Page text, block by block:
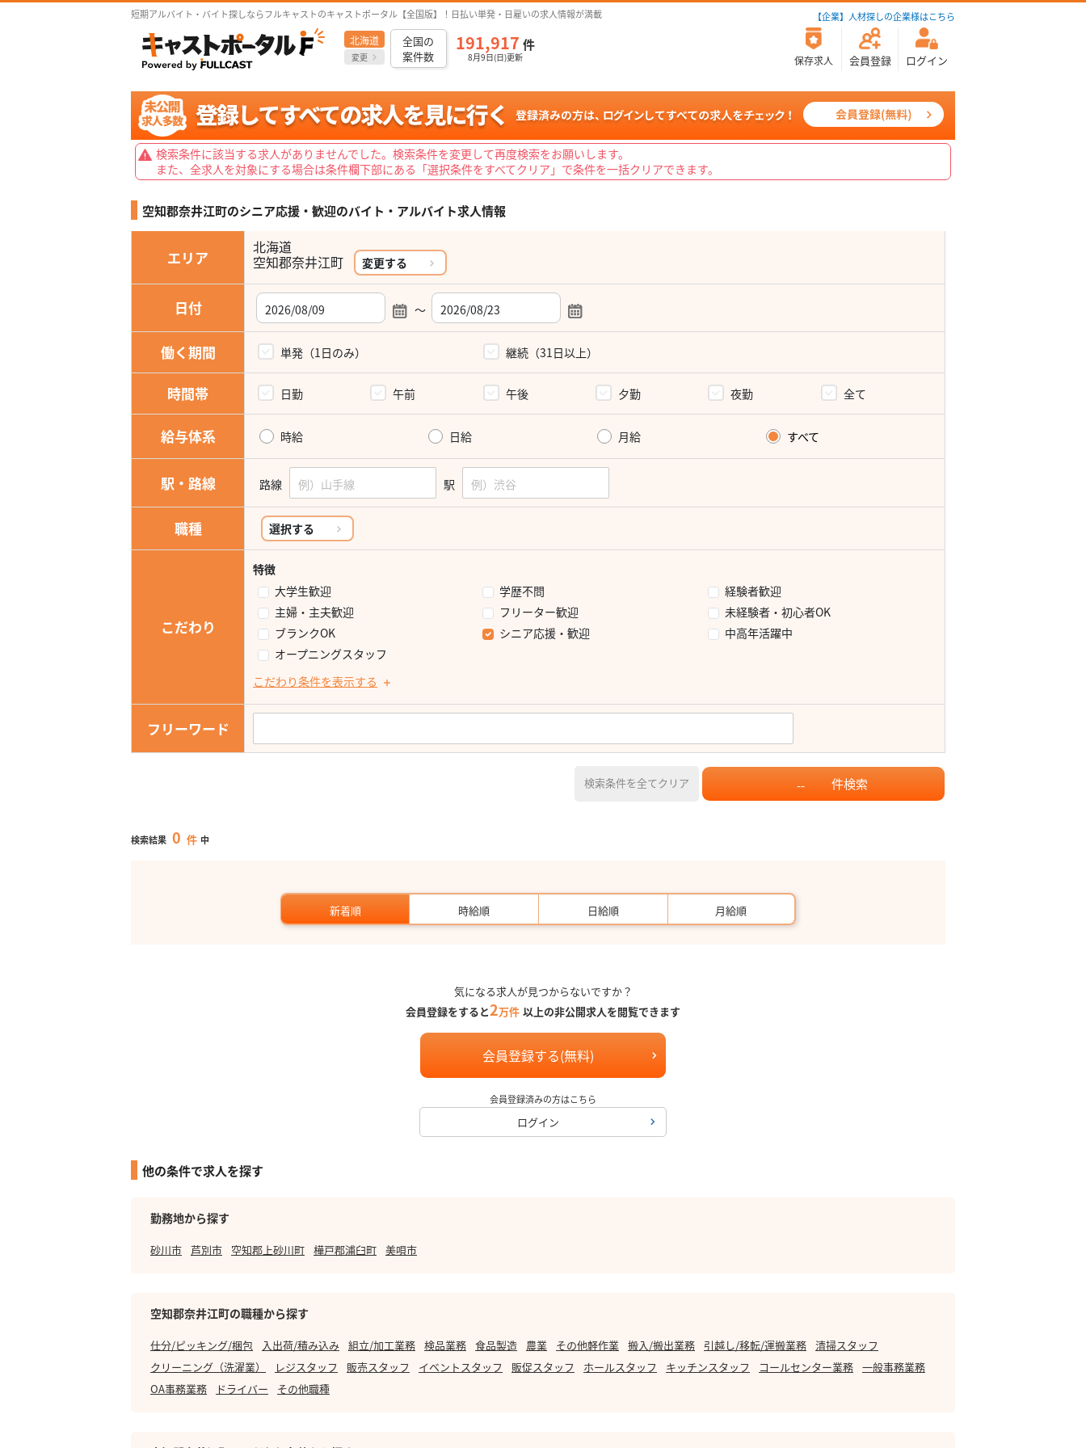
短期アルバイト・バイト探しならフルキャストのキャストポータル【全国版】！日払い単発・日雇いの求人情報が満載 【企業】人材探しの企業様はこちら
北海道
変更
全国の
案件数
191,917 件
8月9日(日)更新 保存求人 会員登録 ログイン
検索条件に該当する求人がありませんでした。検索条件を変更して再度検索をお願いします。
また、全求人を対象にする場合は条件欄下部にある「選択条件をすべてクリア」で条件を一括クリアできます。
空知郡奈井江町のシニア応援・歓迎のバイト・アルバイト求人情報
エリア
北海道
空知郡奈井江町 変更する
日付 ～
働く期間 単発（1日のみ） 継続（31日以上）
時間帯 日勤 午前 午後 夕勤 夜勤 全て
給与体系 時給 日給 月給 すべて
駅・路線 路線 駅
職種 選択する
こだわり
特徴
大学生歓迎
学歴不問
経験者歓迎
主婦・主夫歓迎
フリーター歓迎
未経験者・初心者OK
ブランクOK
シニア応援・歓迎
中高年活躍中
オープニングスタッフ
こだわり条件を表示する
フリーワード
検索条件を全てクリア -- 件検索
検索結果 0 件 中
新着順 時給順 日給順 月給順
気になる求人が見つからないですか？
会員登録をすると2万件 以上の非公開求人を閲覧できます
会員登録する(無料)
会員登録済みの方はこちら
ログイン
他の条件で求人を探す
勤務地から探す
砂川市 芦別市 空知郡上砂川町 樺戸郡浦臼町 美唄市
空知郡奈井江町の職種から探す
仕分/ピッキング/梱包 入出荷/積み込み 組立/加工業務 検品業務 食品製造 農業 その他軽作業 搬入/搬出業務 引越し/移転/運搬業務 清掃スタッフ
クリーニング（洗濯業）
レジスタッフ 販売スタッフ イベントスタッフ 販促スタッフ ホールスタッフ キッチンスタッフ コールセンター業務 一般事務業務
OA事務業務
ドライバー その他職種